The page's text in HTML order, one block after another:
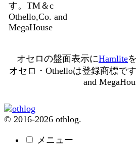
す。TM＆c
Othello,Co. and
MegaHouse
オセロの盤面表示にHamlite
オセロ・Othelloは登録商標で
and
© 2016-2026 othlog.
メニュー